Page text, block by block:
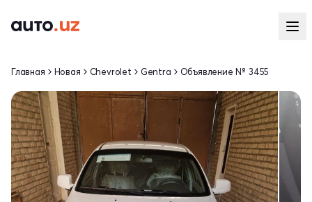
Главная Новая Chevrolet Gentra Объявление № 3455